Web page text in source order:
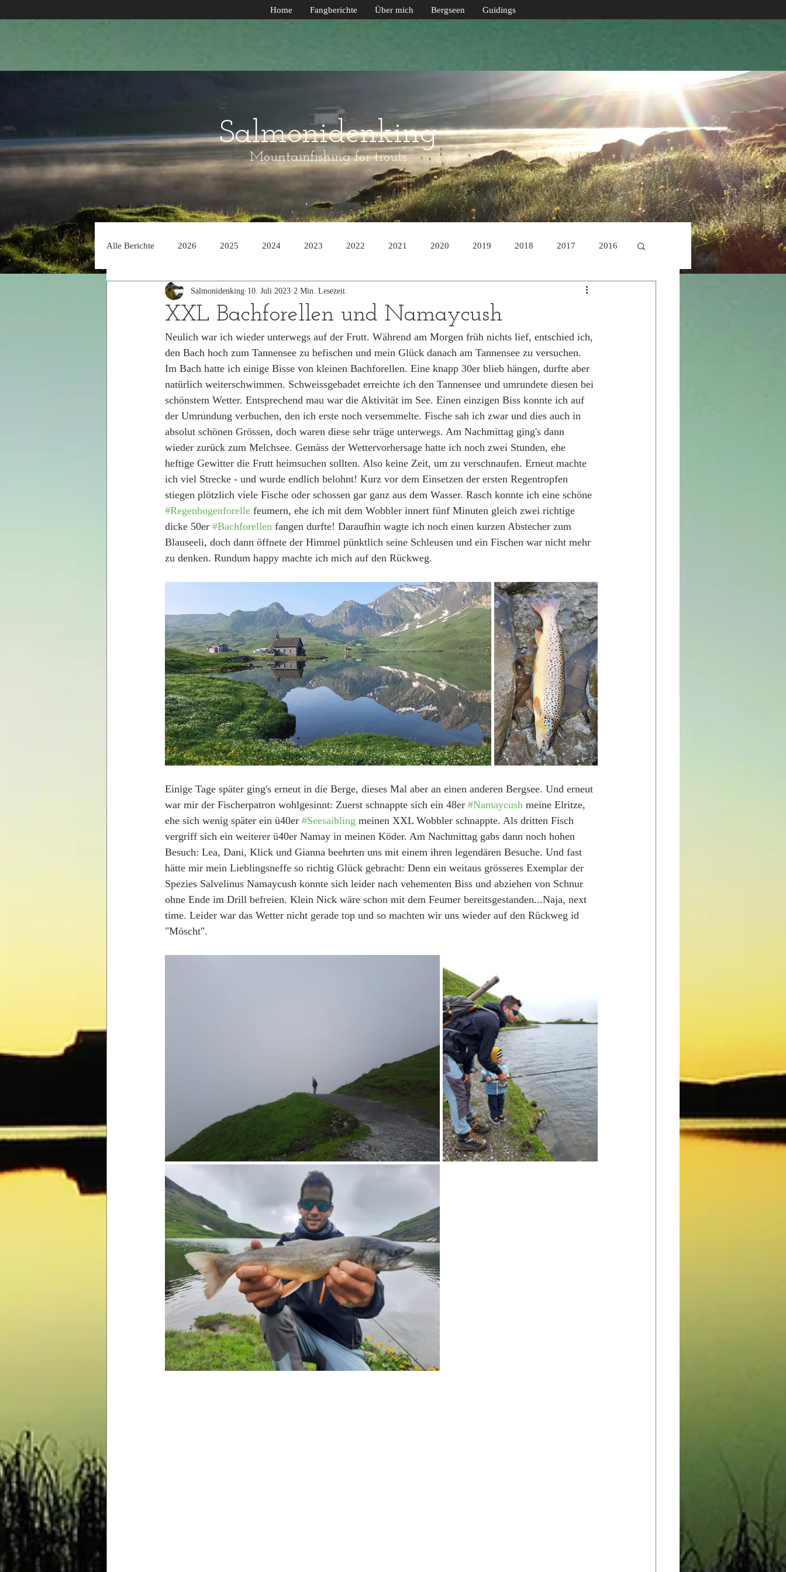
Home Fangberichte Über mich Bergseen Guidings
Salmonidenking
Mountainfishing for trouts
Alle Berichte 2026 2025 2024 2023 2022 2021 2020 2019 2018 2017 2016
2014
XXL Bachforellen und Namaycush
Salmonidenking 10. Juli 2023 2 Min. Lesezeit
Neulich war ich wieder unterwegs auf der Frutt. Während am Morgen früh nichts lief, entschied ich,
den Bach hoch zum Tannensee zu befischen und mein Glück danach am Tannensee zu versuchen.
Im Bach hatte ich einige Bisse von kleinen Bachforellen. Eine knapp 30er blieb hängen, durfte aber
natürlich weiterschwimmen. Schweissgebadet erreichte ich den Tannensee und umrundete diesen bei
schönstem Wetter. Entsprechend mau war die Aktivität im See. Einen einzigen Biss konnte ich auf
der Umrundung verbuchen, den ich erste noch versemmelte. Fische sah ich zwar und dies auch in
absolut schönen Grössen, doch waren diese sehr träge unterwegs. Am Nachmittag ging's dann
wieder zurück zum Melchsee. Gemäss der Wettervorhersage hatte ich noch zwei Stunden, ehe
heftige Gewitter die Frutt heimsuchen sollten. Also keine Zeit, um zu verschnaufen. Erneut machte
ich viel Strecke - und wurde endlich belohnt! Kurz vor dem Einsetzen der ersten Regentropfen
stiegen plötzlich viele Fische oder schossen gar ganz aus dem Wasser. Rasch konnte ich eine schöne
#Regenbogenforelle feumern, ehe ich mit dem Wobbler innert fünf Minuten gleich zwei richtige
dicke 50er #Bachforellen fangen durfte! Daraufhin wagte ich noch einen kurzen Abstecher zum
Blauseeli, doch dann öffnete der Himmel pünktlich seine Schleusen und ein Fischen war nicht mehr
zu denken. Rundum happy machte ich mich auf den Rückweg.
Einige Tage später ging's erneut in die Berge, dieses Mal aber an einen anderen Bergsee. Und erneut
war mir der Fischerpatron wohlgesinnt: Zuerst schnappte sich ein 48er #Namaycush meine Elritze,
ehe sich wenig später ein ü40er #Seesaibling meinen XXL Wobbler schnappte. Als dritten Fisch
vergriff sich ein weiterer ü40er Namay in meinen Köder. Am Nachmittag gabs dann noch hohen
Besuch: Lea, Dani, Klick und Gianna beehrten uns mit einem ihren legendären Besuche. Und fast
hätte mir mein Lieblingsneffe so richtig Glück gebracht: Denn ein weitaus grösseres Exemplar der
Spezies Salvelinus Namaycush konnte sich leider nach vehementen Biss und abziehen von Schnur
ohne Ende im Drill befreien. Klein Nick wäre schon mit dem Feumer bereitsgestanden...Naja, next
time. Leider war das Wetter nicht gerade top und so machten wir uns wieder auf den Rückweg id
"Möscht".